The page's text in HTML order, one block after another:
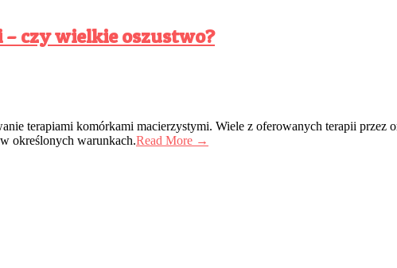
czy wielkie oszustwo?
terapiami komórkami macierzystymi. Wiele z oferowanych terapii
określonych warunkach.Read More →